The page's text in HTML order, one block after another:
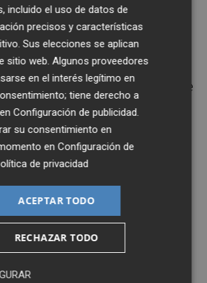
obstante, también aquí
que la oposición está
como la gestión en
de mayores, en los centros
críticas a los resultados de
para el
abiertos. Que no existan
en materia económica no
haya problemas en los
hay dos que
en la cúpula del Botànic: la
incluido el uso de datos de
precisos y características
Sus elecciones se aplican
sitio web. Algunos proveedores
en el interés legítimo en
tiene derecho a
Configuración de publicidad
su consentimiento en
enConfiguración de
de privacidad
ACEPTAR TODO
RECHAZAR TODO